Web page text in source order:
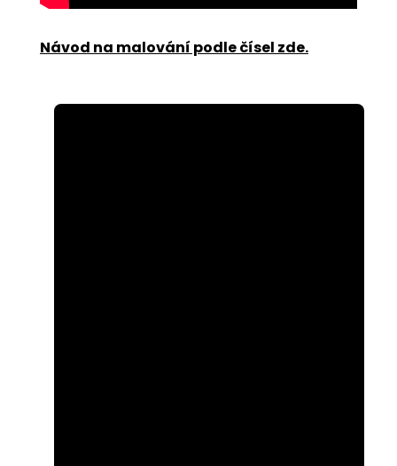
Návod na malování podle čísel zde.